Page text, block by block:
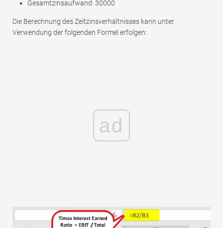
Gesamtzinsaufwand: 30000
Die Berechnung des Zeitzinsverhältnisses kann unter
Verwendung der folgenden Formel erfolgen:
ad